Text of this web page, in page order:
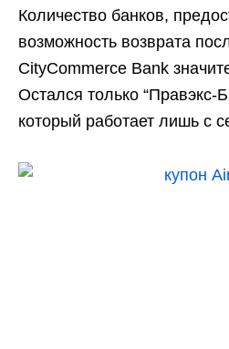
Количество банков,
возможность возврата
CityCommerce Bank
Остался только “Правэкс-
который работает лишь с